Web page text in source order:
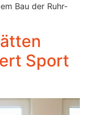
Bau der Ruhr-
Sport